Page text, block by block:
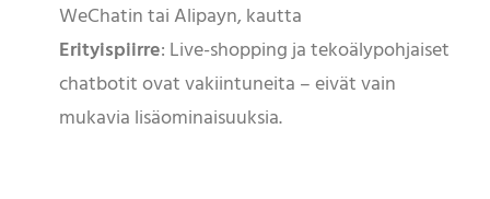
WeChatin tai Alipayn, kautta
Erityispiirre: Live-shopping ja tekoälypohjaiset
chatbotit ovat vakiintuneita – eivät vain
mukavia lisäominaisuuksia.